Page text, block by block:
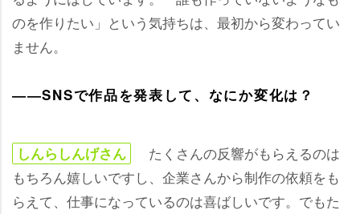
のを作りたい」という気持ちは、最初から変わってい
ません。
――SNSで作品を発表して、なにか変化は？
しんらしんげさん
たくさんの反響がもらえるのは
もちろん嬉しいですし、企業さんから制作の依頼をも
らえて、仕事になっているのは喜ばしいです。でもた